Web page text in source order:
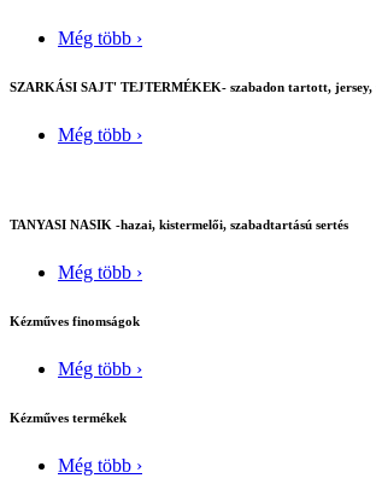
Még több ›
SZARKÁSI SAJT' TEJTERMÉKEK- szabadon tartott, jersey,
Még több ›
TANYASI NASIK -hazai, kistermelői, szabadtartású sertés
Még több ›
Kézműves finomságok
Még több ›
Kézműves termékek
Még több ›